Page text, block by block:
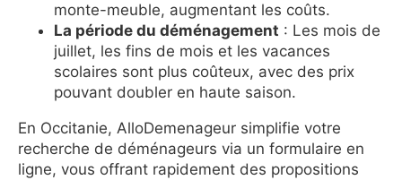
monte-meuble, augmentant les coûts.
La période du déménagement : Les mois de
juillet, les fins de mois et les vacances
scolaires sont plus coûteux, avec des prix
pouvant doubler en haute saison.
En Occitanie, AlloDemenageur simplifie votre
recherche de déménageurs via un formulaire en
ligne, vous offrant rapidement des propositions